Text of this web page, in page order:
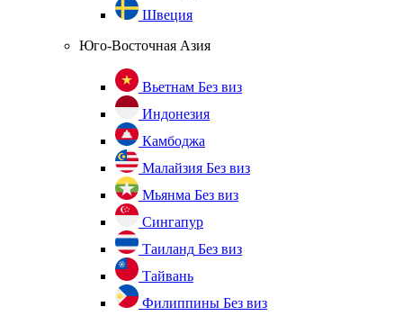
Швеция
Юго-Восточная Азия
Вьетнам Без виз
Индонезия
Камбоджа
Малайзия Без виз
Мьянма Без виз
Сингапур
Таиланд Без виз
Тайвань
Филиппины Без виз